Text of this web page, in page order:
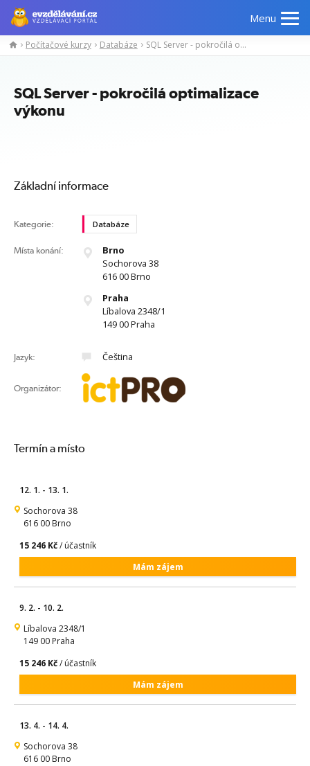
Menu
Manažerské
Odborné
Počítačové
Počítačové kurzy Databáze SQL Server - pokročilá optimalizace výkonu
SQL Server - pokročilá optimalizace
výkonu
Základní informace
Kategorie: Databáze
Místa konání:
Brno
Sochorova 38
616 00 Brno
Praha
Líbalova 2348/1
149 00 Praha
Jazyk: Čeština
Organizátor:
Termín a místo
12. 1. - 13. 1.
Sochorova 38
616 00 Brno
15 246 Kč/ účastník
Mám zájem
9. 2. - 10. 2.
Líbalova 2348/1
149 00 Praha
15 246 Kč/ účastník
Mám zájem
13. 4. - 14. 4.
Sochorova 38
616 00 Brno